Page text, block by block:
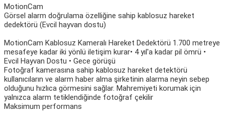
MotionCam
Görsel alarm doğrulama özelliğine sahip kablosuz hareket
dedektörü (Evcil hayvan dostu)
MotionCam Kablosuz Kameralı Hareket Dedektörü 1.700 metreye
mesafeye kadar iki yönlü iletişim kurar• 4 yıl'a kadar pil ömrü •
Evcil Hayvan Dostu • Gece görüşü
Fotoğraf kamerasına sahip kablosuz hareket detektörü
kullanıcıların ve alarm haber alma şirketinin alarma neyin sebep
olduğunu hızlıca görmesini sağlar. Mahremiyeti korumak için
yalnızca alarm tetiklendiğinde fotoğraf çekilir
Maksimum performans